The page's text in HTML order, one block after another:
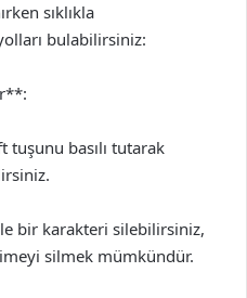
sıklıkla
bulabilirsiniz:
basılı tutarak
bir karakteri silebilirsiniz,
silmek mümkündür.